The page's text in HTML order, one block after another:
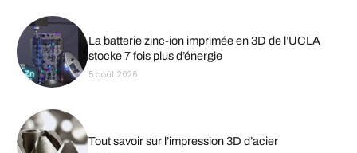
La batterie zinc-ion imprimée en 3D de l’UCLA
stocke 7 fois plus d’énergie
5 août 2026
Tout savoir sur l’impression 3D d’acier